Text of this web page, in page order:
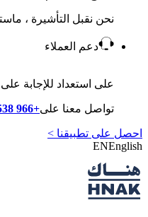
نحن نقبل التأشيرة ،
دعم العملاء
على استعداد للإجابة
تواصل معنا على+966 920009538
احصل على تطبيقنا >
ENEnglish